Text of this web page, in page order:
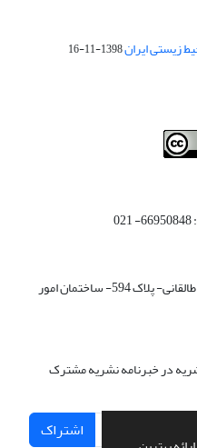
زیستی ایران1398-11-16
خیابان انقلاب- خیابان قدس- ابتدای خ طالقانی- پلاک 594- ساختمان امور
در خبرنامه نشریه مشترک
اشتراک